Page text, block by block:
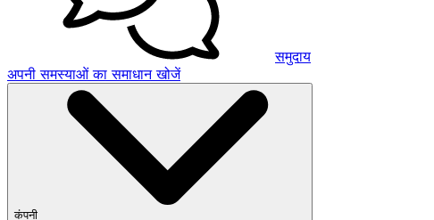
समुदाय
अपनी समस्याओं का समाधान खोजें
कंपनी